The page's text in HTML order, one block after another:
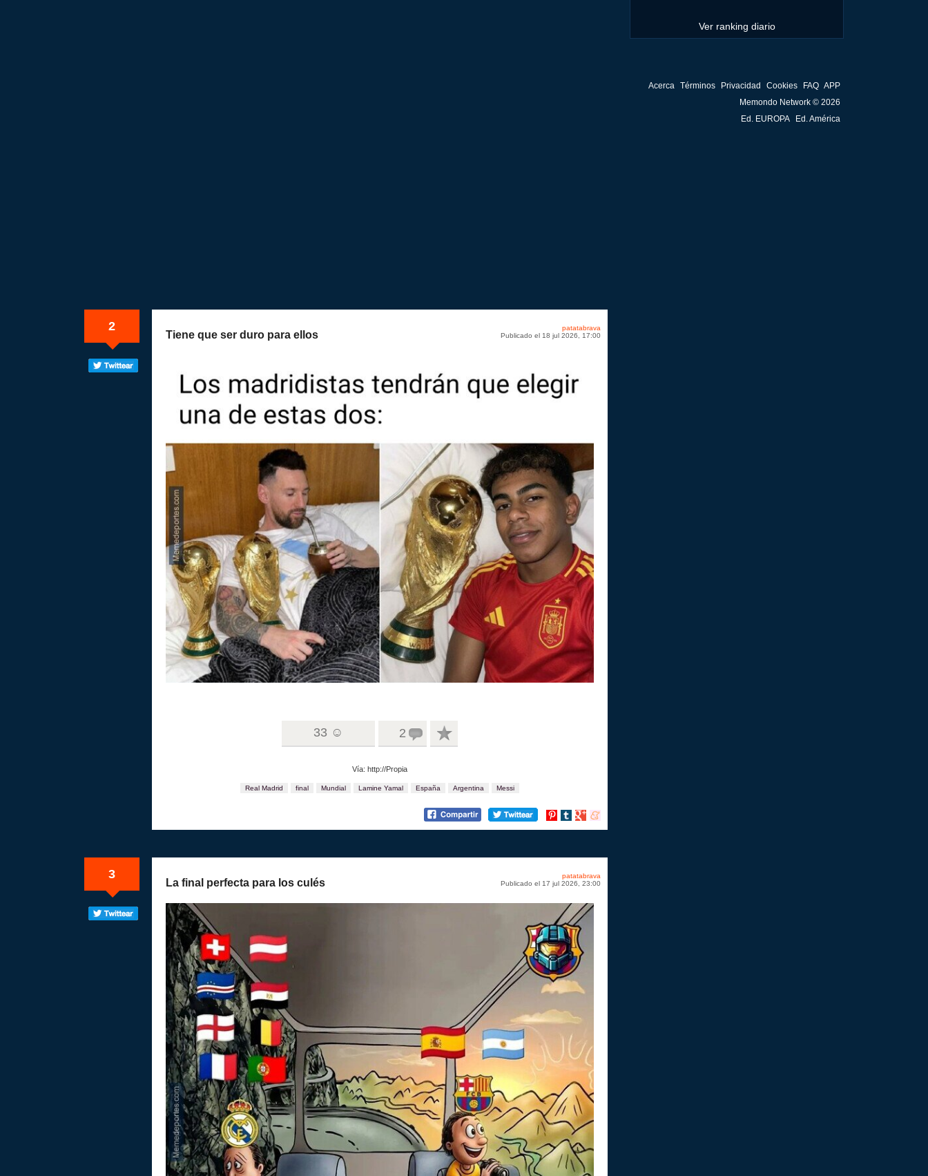
2
patatabrava
Publicado el 18 jul 2026, 17:00
Tiene que ser duro para ellos
33 ☺ 2
Vía: http://Propia
Real Madrid final Mundial Lamine Yamal España Argentina Messi
Compartir
Compartir
Compartir
Compartir
3
patatabrava
Publicado el 17 jul 2026, 23:00
La final perfecta para los culés
Ver ranking diario
Acerca Términos Privacidad Cookies FAQ APP
Memondo Network © 2026
Ed. EUROPA
Ed. América